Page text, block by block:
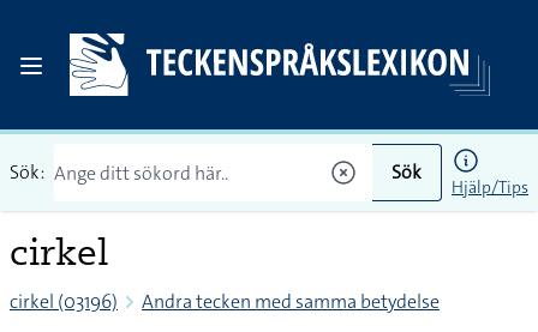
Sök: Sök
Hjälp/Tips
cirkel
cirkel (03196) Andra tecken med samma betydelse